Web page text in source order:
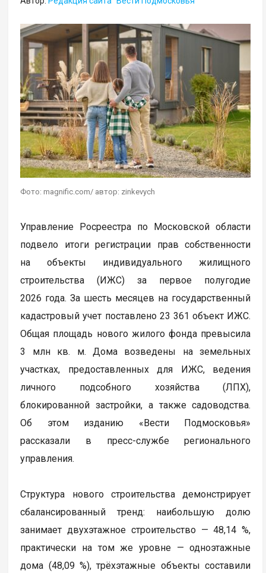
Фото: magnific.com/ автор: zinkevych
Управление Росреестра по Московской области
подвело итоги регистрации прав собственности
на объекты индивидуального жилищного
строительства (ИЖС) за первое полугодие
2026 года. За шесть месяцев на государственный
кадастровый учет поставлено 23 361 объект ИЖС.
Общая площадь нового жилого фонда превысила
3 млн кв. м. Дома возведены на земельных
участках, предоставленных для ИЖС, ведения
личного подсобного хозяйства (ЛПХ),
блокированной застройки, а также садоводства.
Об этом изданию «Вести Подмосковья»
рассказали в пресс-службе регионального
управления.
Структура нового строительства демонстрирует
сбалансированный тренд: наибольшую долю
занимает двухэтажное строительство — 48,14 %,
практически на том же уровне — одноэтажные
дома (48,09 %), трёхэтажные объекты составили